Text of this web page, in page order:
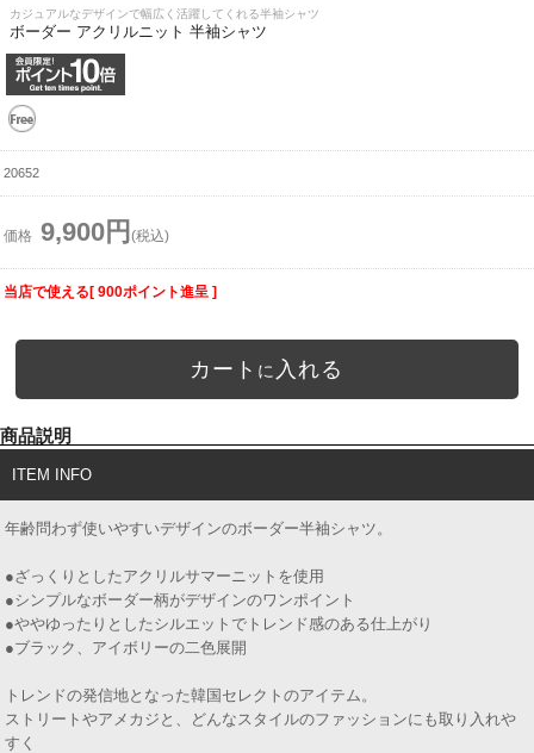
カジュアルなデザインで幅広く活躍してくれる半袖シャツ
ボーダー アクリルニット 半袖シャツ
20652
価格 9,900円 (税込)
当店で使える[ 900ポイント進呈 ]
カート に 入れる
商品説明
ITEM INFO
年齢問わず使いやすいデザインのボーダー半袖シャツ。
●ざっくりとしたアクリルサマーニットを使用
●シンプルなボーダー柄がデザインのワンポイント
●ややゆったりとしたシルエットでトレンド感のある仕上がり
●ブラック、アイボリーの二色展開
トレンドの発信地となった韓国セレクトのアイテム。
ストリートやアメカジと、どんなスタイルのファッションにも取り入れや
すく